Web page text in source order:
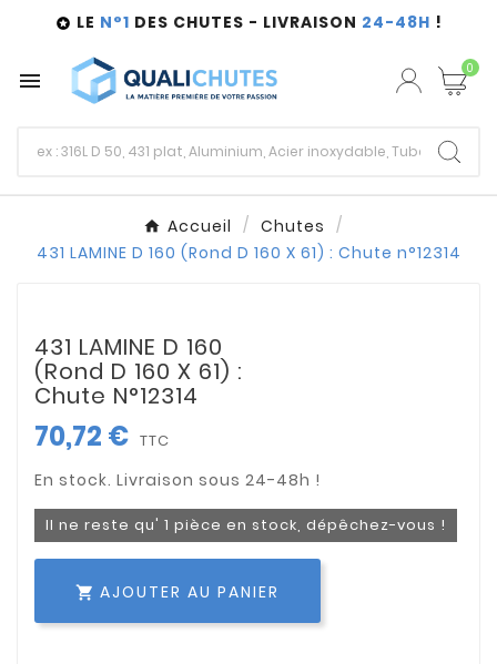
 LE N°1 DES CHUTES - LIVRAISON 24-48H !
 0
Accueil
Chutes
431 LAMINE D 160 (Rond D 160 X 61) : Chute n°12314
431 LAMINE D 160
(Rond D 160 X 61) :
Chute N°12314
70,72 € TTC
Il ne reste qu' 1 pièce en stock, dépêchez-vous !
 AJOUTER AU PANIER